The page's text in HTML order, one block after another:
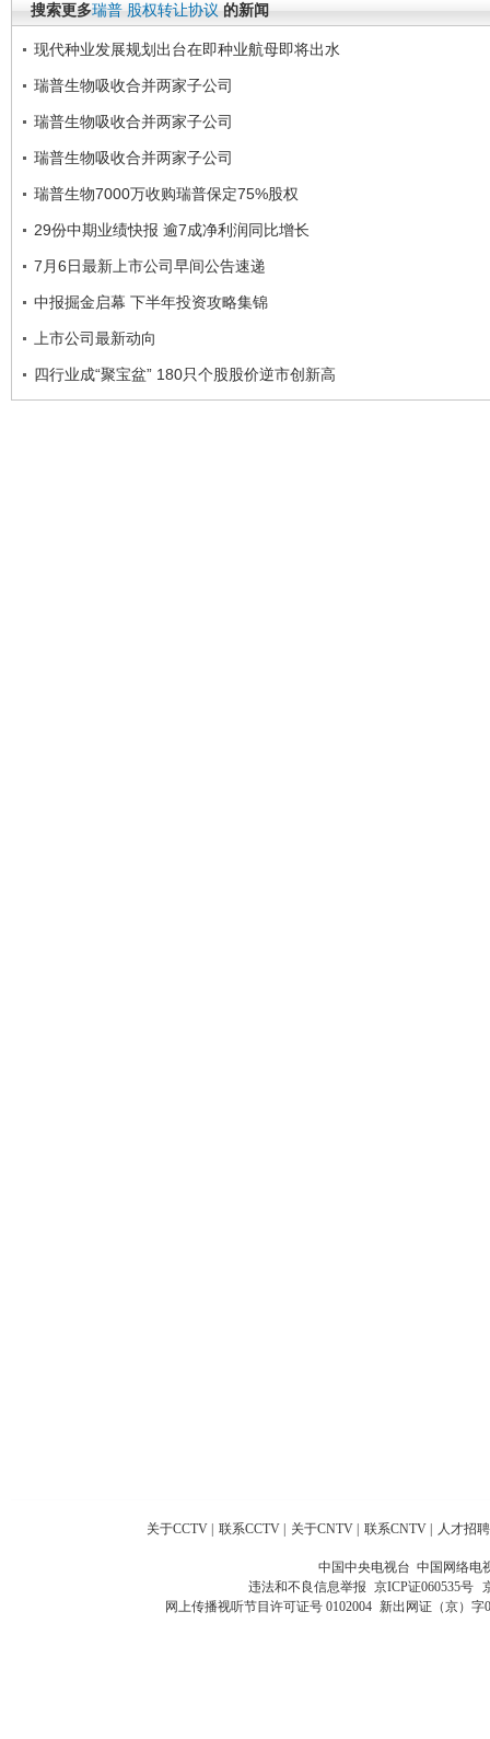
搜索更多瑞普 股权转让协议 的新闻
现代种业发展规划出台在即种业航母即将出水
瑞普生物吸收合并两家子公司
瑞普生物吸收合并两家子公司
瑞普生物吸收合并两家子公司
瑞普生物7000万收购瑞普保定75%股权
29份中期业绩快报 逾7成净利润同比增长
7月6日最新上市公司早间公告速递
中报掘金启幕 下半年投资攻略集锦
上市公司最新动向
四行业成“聚宝盆” 180只个股股价逆市创新高
关于CCTV 联系CCTV 关于CNTV 联系CNTV 人才招聘
中国中央电视台 中国网络电
违法和不良信息举报 京ICP证060535号
网上传播视听节目许可证号 0102004 新出网证（京）